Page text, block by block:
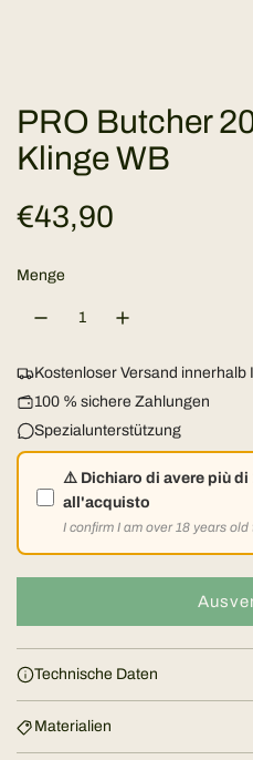
PRO Butcher
Klinge WB
R
e
u
l
ä
e
P
r
e
€43,90
Menge
Kostenloser Versand innerhalb
100 % sichere Zahlungen
Spezialunterstützung
⚠️ Dichiaro di avere più di
all'acquisto
I confirm I am over 18 years
L
Technische Daten
Materialien